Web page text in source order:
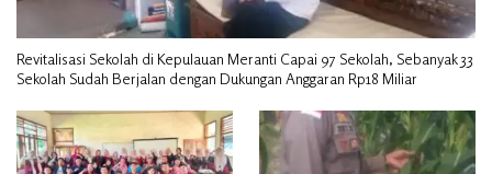
Revitalisasi Sekolah di Kepulauan Meranti Capai 97 Sekolah, Sebanyak 33
Sekolah Sudah Berjalan dengan Dukungan Anggaran Rp18 Miliar